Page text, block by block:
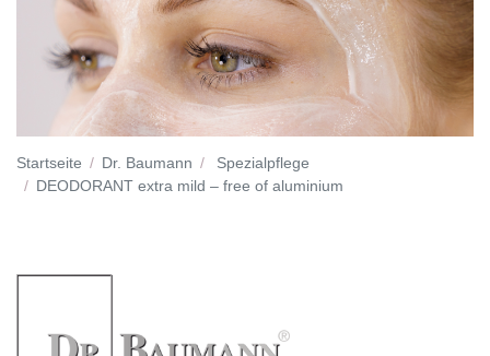
Startseite Dr. Baumann
Spezialpflege
DEODORANT extra mild – free of aluminium